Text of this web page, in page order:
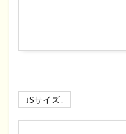
↓Sサイズ↓